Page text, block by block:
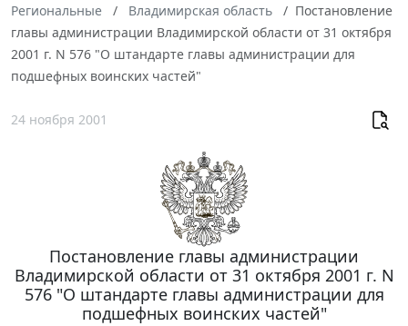
Региональные
Владимирская область
Постановление
главы администрации Владимирской области от 31 октября
2001 г. N 576 "О штандарте главы администрации для
подшефных воинских частей"
24 ноября 2001
Постановление главы администрации
Владимирской области от 31 октября 2001 г. N
576 "О штандарте главы администрации для
подшефных воинских частей"